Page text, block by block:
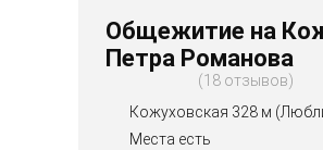
Общежитие на
Петра Романова
18 отзывов
Кожуховская 328 м
Места есть